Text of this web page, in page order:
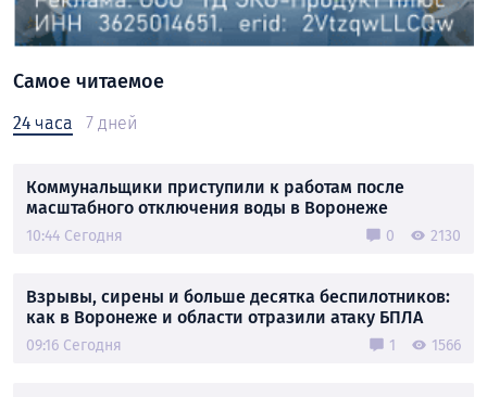
Самое читаемое
24 часа 7 дней
Коммунальщики приступили к работам после
масштабного отключения воды в Воронеже
10:44 Сегодня 0 2130
Взрывы, сирены и больше десятка беспилотников:
как в Воронеже и области отразили атаку БПЛА
09:16 Сегодня 1 1566